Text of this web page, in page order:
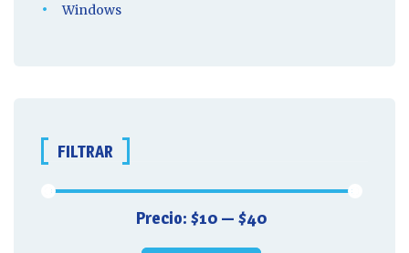
Windows
FILTRAR
Precio: $10— $40